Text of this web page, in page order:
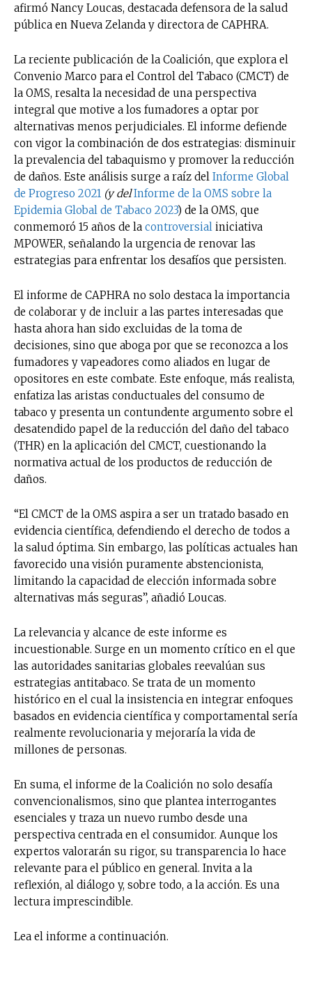
afirmó Nancy Loucas, destacada defensora de la salud
pública en Nueva Zelanda y directora de CAPHRA.
La reciente publicación de la Coalición, que explora el
Convenio Marco para el Control del Tabaco (CMCT) de
la OMS, resalta la necesidad de una perspectiva
integral que motive a los fumadores a optar por
alternativas menos perjudiciales. El informe defiende
con vigor la combinación de dos estrategias: disminuir
la prevalencia del tabaquismo y promover la reducción
de daños. Este análisis surge a raíz del Informe Global
de Progreso 2021 (y delInforme de la OMS sobre la
Epidemia Global de Tabaco 2023) de la OMS, que
conmemoró 15 años de la controversial iniciativa
MPOWER, señalando la urgencia de renovar las
estrategias para enfrentar los desafíos que persisten.
El informe de CAPHRA no solo destaca la importancia
de colaborar y de incluir a las partes interesadas que
hasta ahora han sido excluidas de la toma de
decisiones, sino que aboga por que se reconozca a los
fumadores y vapeadores como aliados en lugar de
opositores en este combate. Este enfoque, más realista,
enfatiza las aristas conductuales del consumo de
tabaco y presenta un contundente argumento sobre el
desatendido papel de la reducción del daño del tabaco
(THR) en la aplicación del CMCT, cuestionando la
normativa actual de los productos de reducción de
daños.
“El CMCT de la OMS aspira a ser un tratado basado en
evidencia científica, defendiendo el derecho de todos a
la salud óptima. Sin embargo, las políticas actuales han
favorecido una visión puramente abstencionista,
limitando la capacidad de elección informada sobre
alternativas más seguras”, añadió Loucas.
La relevancia y alcance de este informe es
incuestionable. Surge en un momento crítico en el que
las autoridades sanitarias globales reevalúan sus
estrategias antitabaco. Se trata de un momento
histórico en el cual la insistencia en integrar enfoques
basados en evidencia científica y comportamental sería
realmente revolucionaria y mejoraría la vida de
millones de personas.
En suma, el informe de la Coalición no solo desafía
convencionalismos, sino que plantea interrogantes
esenciales y traza un nuevo rumbo desde una
perspectiva centrada en el consumidor. Aunque los
expertos valorarán su rigor, su transparencia lo hace
relevante para el público en general. Invita a la
reflexión, al diálogo y, sobre todo, a la acción. Es una
lectura imprescindible.
Lea el informe a continuación.